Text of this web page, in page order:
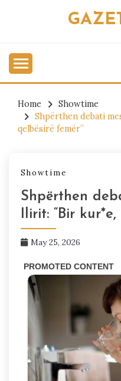
Home
Showtime
Shpërthen debati
qelbësirë femër”
Showtime
Shpërthen
Ilirit: “Bir
May 25, 2026